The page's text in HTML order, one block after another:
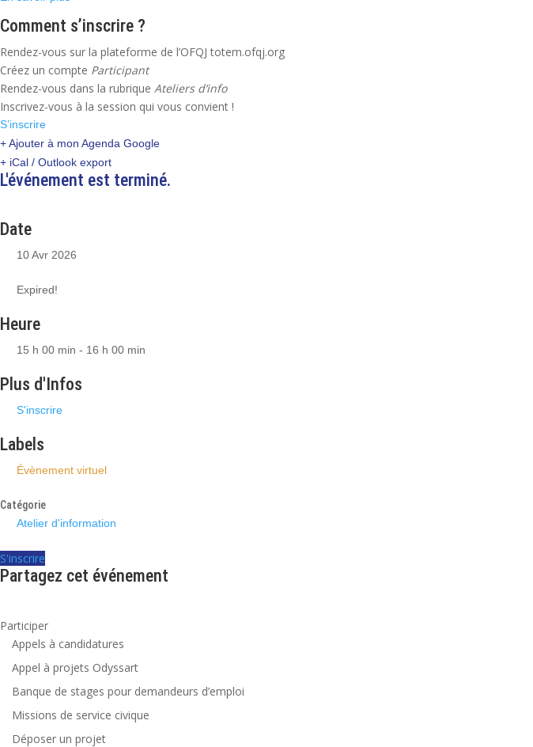
Comment s’inscrire ?
Rendez-vous sur la plateforme de l’OFQJ totem.ofqj.org
Créez un compte Participant
Rendez-vous dans la rubrique Ateliers d’info
Inscrivez-vous à la session qui vous convient !
S’inscrire
+ Ajouter à mon Agenda Google
+ iCal / Outlook export
L'événement est terminé.
Date
10 Avr 2026
Expired!
Heure
15 h 00 min - 16 h 00 min
Plus d'Infos
S'inscrire
Labels
Évènement virtuel
Catégorie
Atelier d'information
S'inscrire
Partagez cet événement
Participer
Appels à candidatures
Appel à projets Odyssart
Banque de stages pour demandeurs d’emploi
Missions de service civique
Déposer un projet